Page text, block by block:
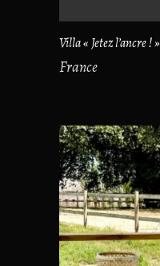
Villa « Jetez l’ancre ! »
France